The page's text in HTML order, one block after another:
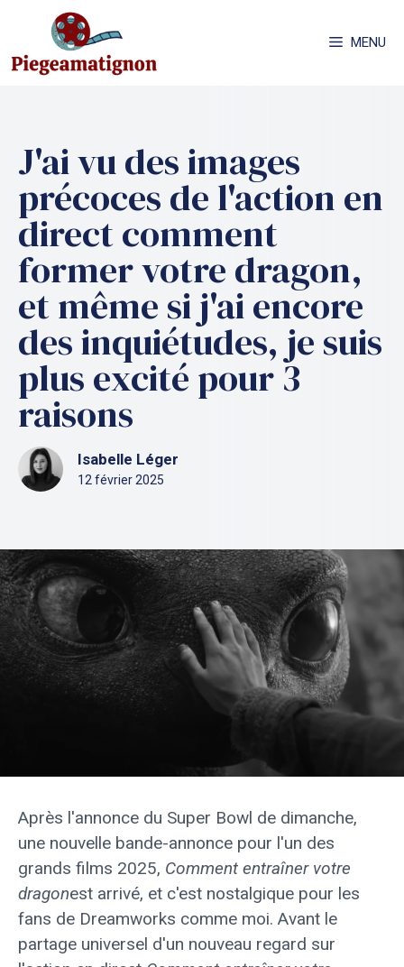
contenu
MENU
J'ai vu des images
précoces de l'action en
direct comment
former votre dragon,
et même si j'ai encore
des inquiétudes, je suis
plus excité pour 3
raisons
Isabelle Léger
12 février 2025
Après l'annonce du Super Bowl de dimanche,
une nouvelle bande-annonce pour l'un des
grands films 2025, Comment entraîner votre
dragonest arrivé, et c'est nostalgique pour les
fans de Dreamworks comme moi. Avant le
partage universel d'un nouveau regard sur